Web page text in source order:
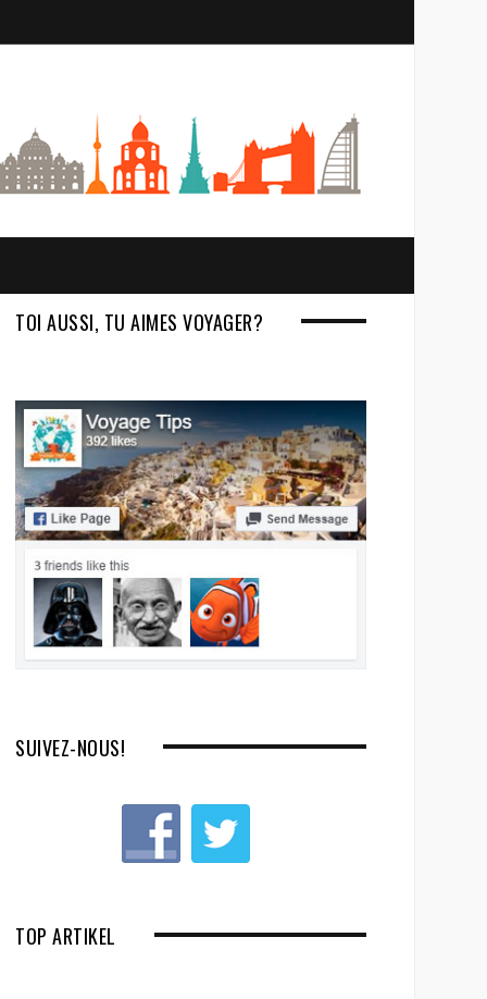
r
c
h
TOI AUSSI, TU AIMES VOYAGER?
SUIVEZ-NOUS!
TOP ARTIKEL